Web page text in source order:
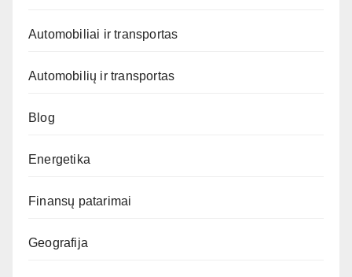
Automobiliai ir transportas
Automobilių ir transportas
Blog
Energetika
Finansų patarimai
Geografija